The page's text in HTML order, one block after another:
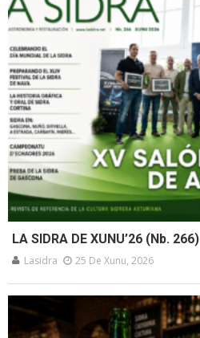
LA SIDRA DE XUNU’26 (Nb. 266)
Lasidra 25 De Xunu, 2026